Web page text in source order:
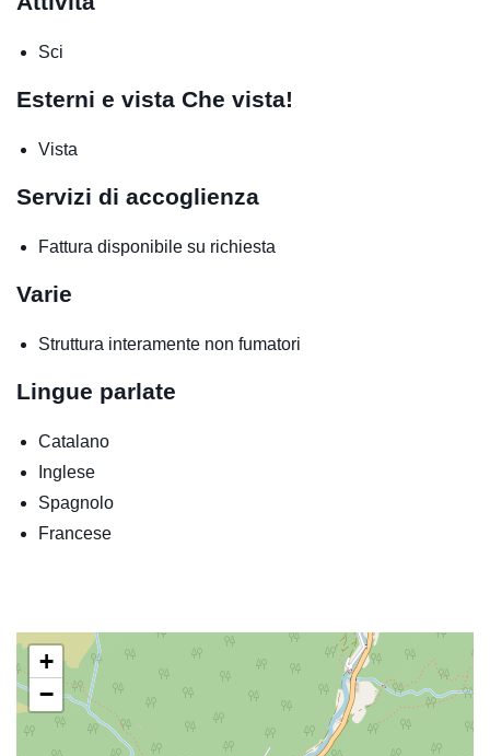
Sci
Esterni e vista Che vista!
Vista
Servizi di accoglienza
Fattura disponibile su richiesta
Varie
Struttura interamente non fumatori
Lingue parlate
Catalano
Inglese
Spagnolo
Francese
+
−